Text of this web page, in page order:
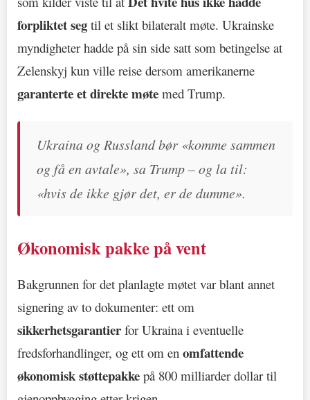
forpliktet seg til et slikt bilateralt møte. Ukrainske
myndigheter hadde på sin side satt som betingelse at
Zelenskyj kun ville reise dersom amerikanerne
garanterte et direkte møte med Trump.
Ukraina og Russland bør «komme sammen
og få en avtale», sa Trump – og la til:
«hvis de ikke gjør det, er de dumme».
Økonomisk pakke på vent
Bakgrunnen for det planlagte møtet var blant annet
signering av to dokumenter: ett om
sikkerhetsgarantier for Ukraina i eventuelle
fredsforhandlinger, og ett om en omfattende
økonomisk støttepakke på 800 milliarder dollar til